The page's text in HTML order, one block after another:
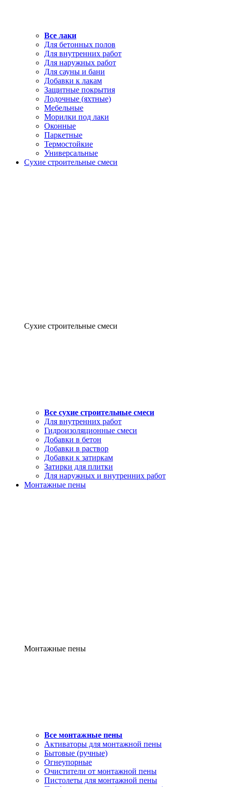
Все лаки
Для бетонных полов
Для внутренних работ
Для наружных работ
Для сауны и бани
Добавки к лакам
Защитные покрытия
Лодочные (яхтные)
Мебельные
Морилки под лаки
Оконные
Паркетные
Термостойкие
Универсальные
Сухие строительные смеси
Сухие строительные смеси
Все сухие строительные смеси
Для внутренних работ
Гидроизоляционные смеси
Добавки в бетон
Добавки в раствор
Добавки к затиркам
Затирки для плитки
Для наружных и внутренних работ
Монтажные пены
Монтажные пены
Все монтажные пены
Активаторы для монтажной пены
Бытовые (ручные)
Огнеупорные
Очистители от монтажной пены
Пистолеты для монтажной пены